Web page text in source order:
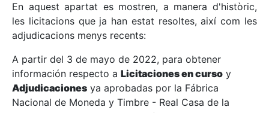
Mostra/Amaga
Mostra/Amaga
En aquest apartat es mostren, a manera d'històric,
les licitacions que ja han estat resoltes, així com les
adjudicacions menys recents:
A partir del 3 de mayo de 2022, para obtener
información respecto a Licitaciones en curso y
Adjudicaciones ya aprobadas por la Fábrica
Nacional de Moneda y Timbre - Real Casa de la